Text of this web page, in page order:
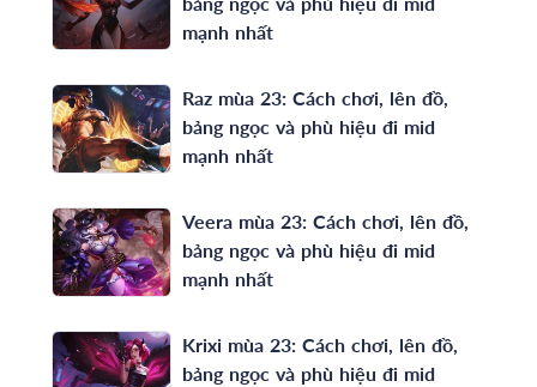
mạnh nhất
Raz mùa 23: Cách chơi, lên đồ,
bảng ngọc và phù hiệu đi mid
mạnh nhất
Veera mùa 23: Cách chơi, lên đồ,
bảng ngọc và phù hiệu đi mid
mạnh nhất
Krixi mùa 23: Cách chơi, lên đồ,
bảng ngọc và phù hiệu đi mid